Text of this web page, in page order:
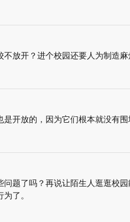
放开？进个校园还要人为制造
开放的，因为它们根本就没有围
题了吗？再说让陌生人逛逛校园
了。